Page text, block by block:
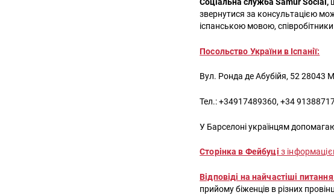
Соціальна служба Samur Social,
звернутися за консультацією
іспанською мовою,
Посольство України в Іспанії:
Вул. Ронда де Абубійя, 52 28043
Тел.: +34917489360, +34
У Барселоні українцям
Сторінка в Фейбуці з
Відповіді на найчастіші
прийому біженців в різних